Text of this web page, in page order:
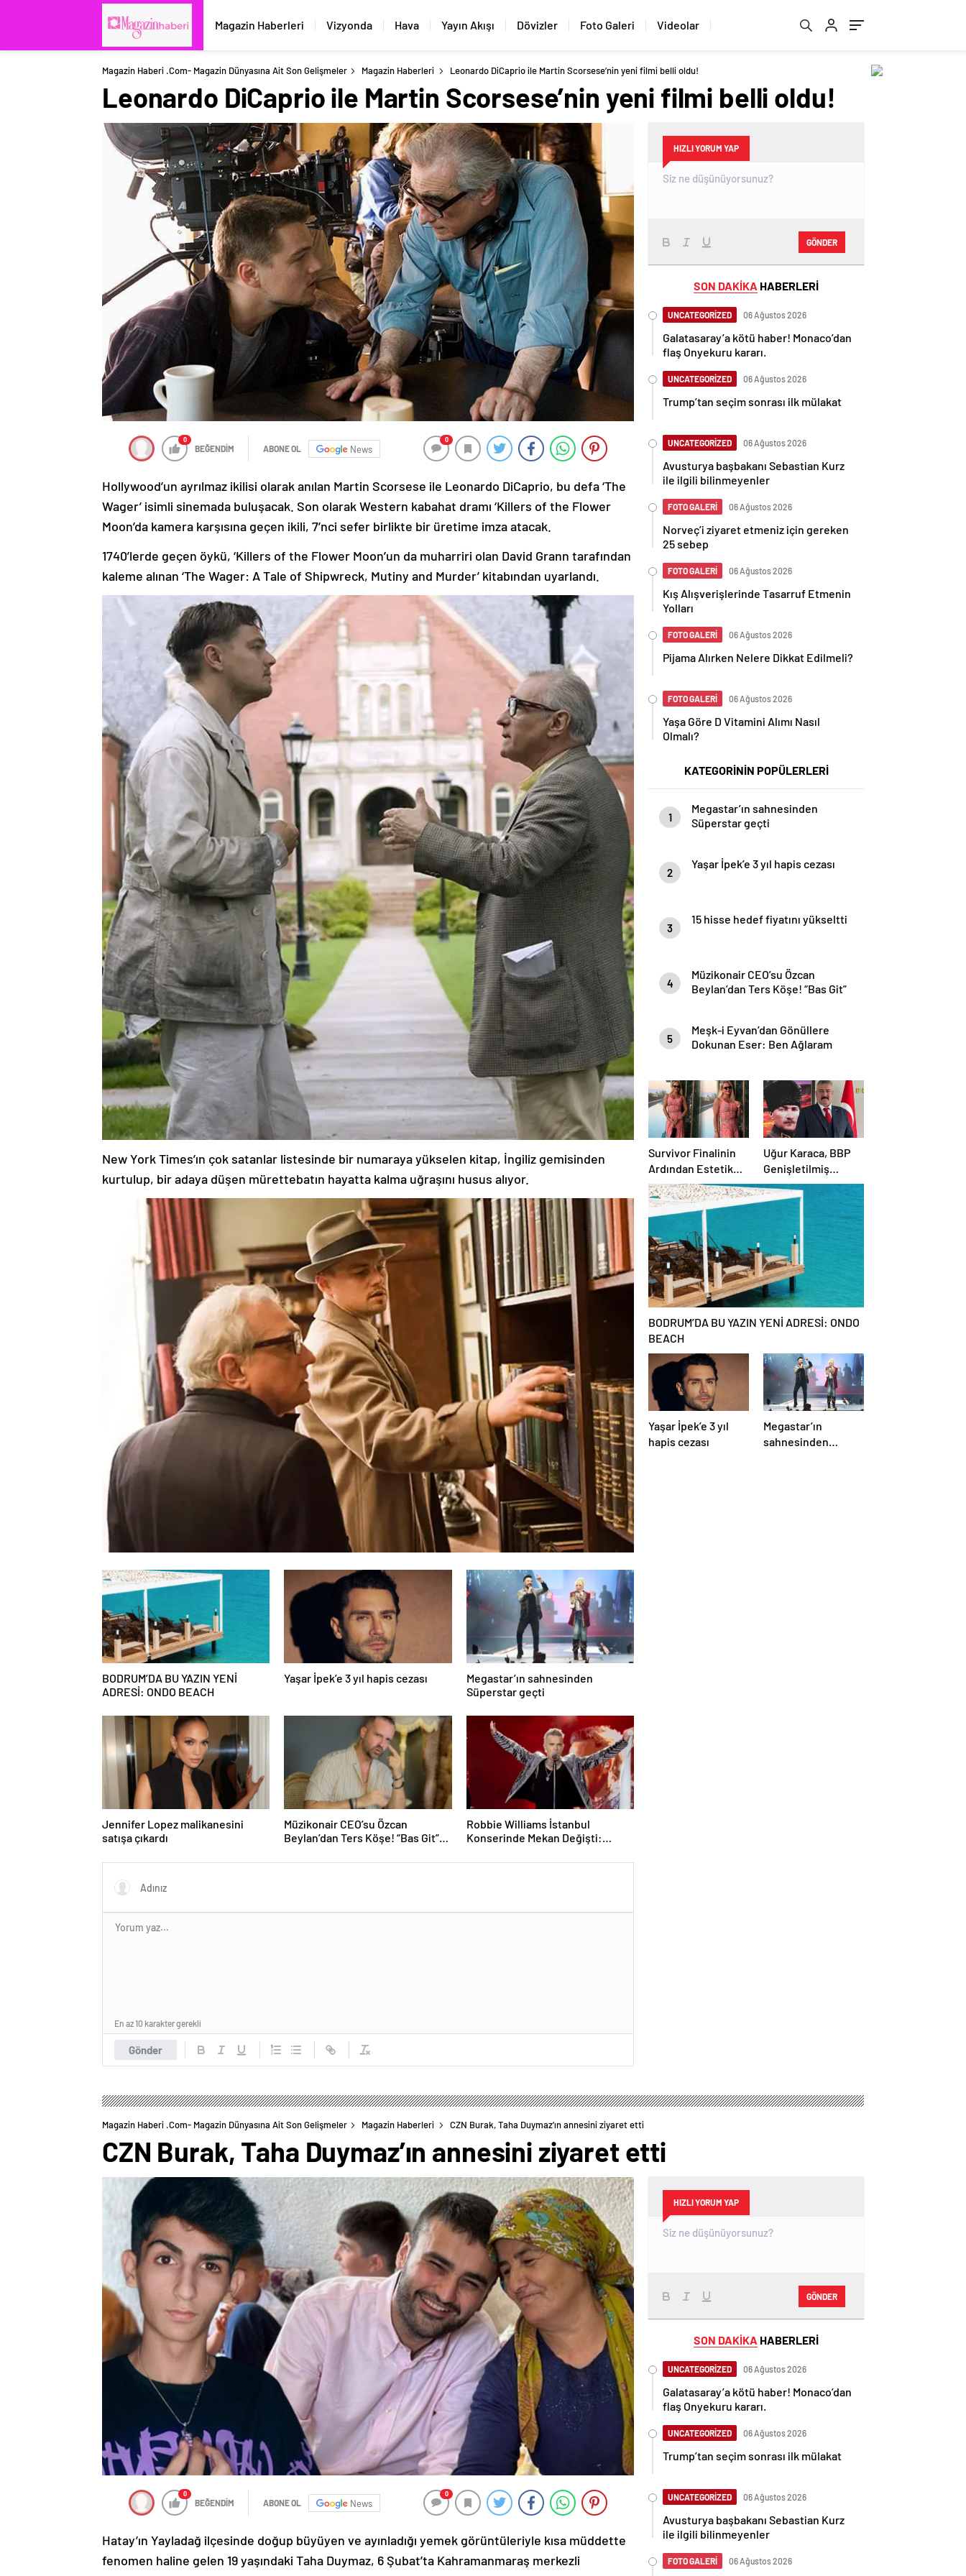
Magazin Haberleri Vizyonda Hava Yayın Akışı Dövizler Foto Galeri Videolar
Magazin Haberi .com- Magazin Dünyasına Ait Son Gelişmeler Magazin Haberleri Leonardo DiCaprio ile Martin Scorsese’nin yeni filmi belli oldu!
Leonardo DiCaprio ile Martin Scorsese’nin yeni filmi belli oldu!
0
BEĞENDİM ABONE OL News
0
Hollywood’un ayrılmaz ikilisi olarak anılan Martin Scorsese ile Leonardo DiCaprio, bu defa ‘The
Wager’ isimli sinemada buluşacak. Son olarak Western kabahat dramı ‘Killers of the Flower
Moon’da kamera karşısına geçen ikili, 7’nci sefer birlikte bir üretime imza atacak.
1740’lerde geçen öykü, ‘Killers of the Flower Moon’un da muharriri olan David Grann tarafından
kaleme alınan ‘The Wager: A Tale of Shipwreck, Mutiny and Murder’ kitabından uyarlandı.
New York Times’ın çok satanlar listesinde bir numaraya yükselen kitap, İngiliz gemisinden
kurtulup, bir adaya düşen mürettebatın hayatta kalma uğraşını husus alıyor.
BODRUM’DA BU YAZIN YENİ
ADRESİ: ONDO BEACH
Yaşar İpek’e 3 yıl hapis cezası
Megastar’ın sahnesinden
Süperstar geçti
Jennifer Lopez malikanesini
satışa çıkardı
Müzikonair CEO’su Özcan
Beylan’dan Ters Köşe! “Bas Git”
Attı!
Robbie Williams İstanbul
Konserinde Mekan Değişti:
Taşındı!
Gönder
En az 10 karakter gerekli
HIZLI YORUM YAP
GÖNDER
SON DAKİKA HABERLERİ
UNCATEGORİZED 06 Ağustos 2026
Galatasaray’a kötü haber! Monaco’dan
flaş Onyekuru kararı.
UNCATEGORİZED 06 Ağustos 2026
Trump’tan seçim sonrası ilk mülakat
UNCATEGORİZED 06 Ağustos 2026
Avusturya başbakanı Sebastian Kurz
ile ilgili bilinmeyenler
FOTO GALERİ 06 Ağustos 2026
Norveç’i ziyaret etmeniz için gereken
25 sebep
FOTO GALERİ 06 Ağustos 2026
Kış Alışverişlerinde Tasarruf Etmenin
Yolları
FOTO GALERİ 06 Ağustos 2026
Pijama Alırken Nelere Dikkat Edilmeli?
FOTO GALERİ 06 Ağustos 2026
Yaşa Göre D Vitamini Alımı Nasıl
Olmalı?
KATEGORİNİN POPÜLERLERİ
1
Megastar’ın sahnesinden
Süperstar geçti
2
Yaşar İpek’e 3 yıl hapis cezası
3
15 hisse hedef fiyatını yükseltti
4
Müzikonair CEO’su Özcan
Beylan’dan Ters Köşe! “Bas Git”
5
Meşk-i Eyvan’dan Gönüllere
Dokunan Eser: Ben Ağlaram
Survivor Finalinin
Ardından Estetik
Dokunuşuyla
Gündemde
Uğur Karaca, BBP
Genişletilmiş
Başkanlık
Divanı’nda görev
BODRUM’DA BU YAZIN YENİ ADRESİ: ONDO
BEACH
Yaşar İpek’e 3 yıl
hapis cezası
Megastar’ın
sahnesinden
Magazin Haberi .com- Magazin Dünyasına Ait Son Gelişmeler Magazin Haberleri CZN Burak, Taha Duymaz’ın annesini ziyaret etti
CZN Burak, Taha Duymaz’ın annesini ziyaret etti
0
BEĞENDİM ABONE OL News
0
Hatay’ın Yayladağ ilçesinde doğup büyüyen ve ayınladığı yemek görüntüleriyle kısa müddette
fenomen haline gelen 19 yaşındaki Taha Duymaz, 6 Şubat’ta Kahramanmaraş merkezli
HIZLI YORUM YAP
GÖNDER
SON DAKİKA HABERLERİ
UNCATEGORİZED 06 Ağustos 2026
Galatasaray’a kötü haber! Monaco’dan
flaş Onyekuru kararı.
UNCATEGORİZED 06 Ağustos 2026
Trump’tan seçim sonrası ilk mülakat
UNCATEGORİZED 06 Ağustos 2026
Avusturya başbakanı Sebastian Kurz
ile ilgili bilinmeyenler
FOTO GALERİ 06 Ağustos 2026